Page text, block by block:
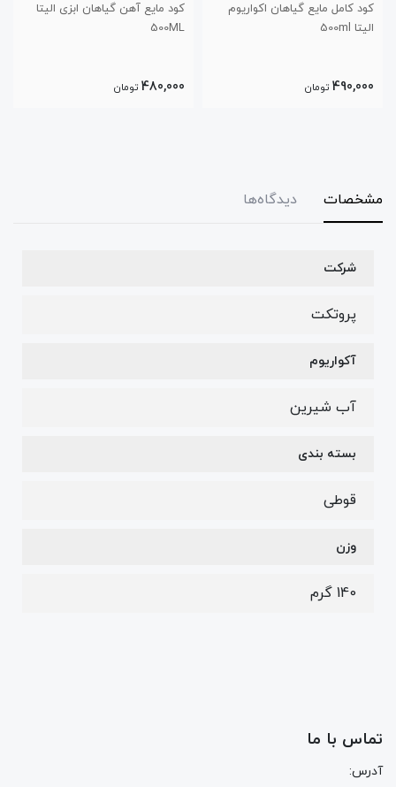
اکواریوم
کود مایع آهن گیاهان ابزی الیتا
کود مایع نیتروژن
مشخصات دیدگاه‌ها
شرکت
پروتکت
آکواریوم
آب شیرین
بسته بندی
قوطی
وزن
140 گرم
تماس با ما
آدرس: